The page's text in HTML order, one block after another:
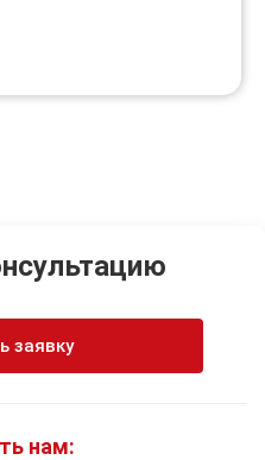
заявку
нам: